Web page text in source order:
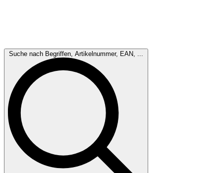
Suche nach Begriffen, Artikelnummer, EAN, ...